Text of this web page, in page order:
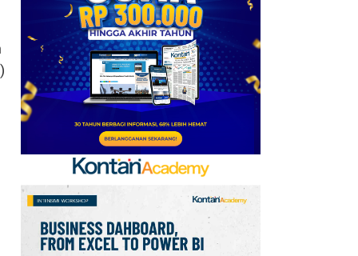
Baru, Ini Daftar 54
Saham HSC BEI per 6
Agustus 2026
7
Promo Super Hemat
Indomaret 6–19 Agustus
2026, Diskon Kebutuhan
Rumah hingga 40%
8
UEFA hingga Luis Figo,
Ini Daftar Pihak yang
Menentang Gianni
Infantino